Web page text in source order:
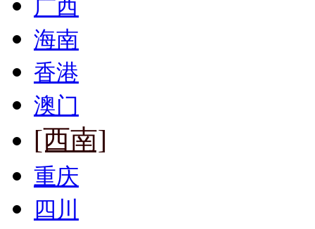
广西
海南
香港
澳门
[西南]
重庆
四川